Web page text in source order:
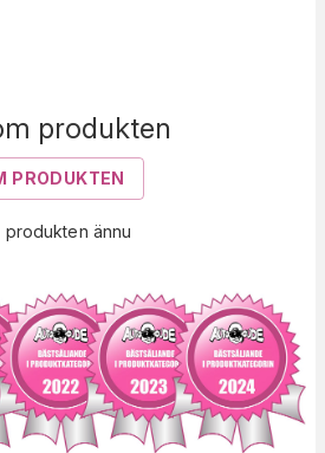
produkten
PRODUKTEN
produkten ännu